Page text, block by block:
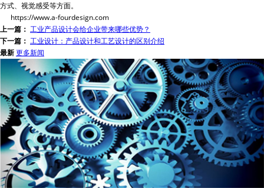
方式、视觉感受等方面。
https://www.a-fourdesign.com
上一篇： 工业产品设计会给企业带来哪些优势？
下一篇： 工业设计：产品设计和工艺设计的区别介绍
最新更多新闻